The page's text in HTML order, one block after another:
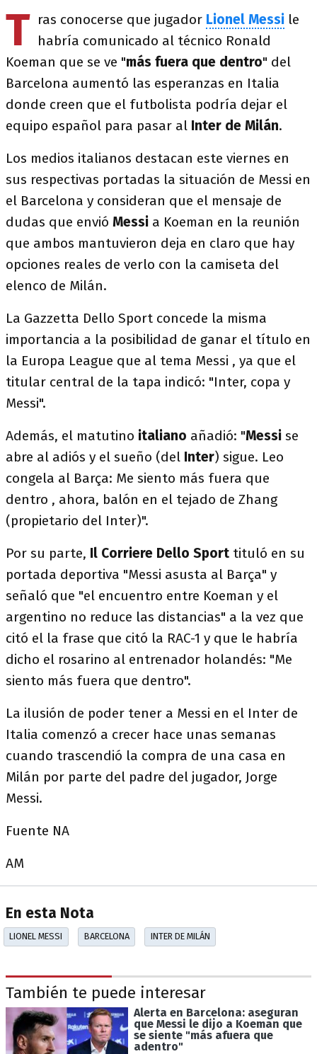
T ras conocerse que jugador Lionel Messi le
habría comunicado al técnico Ronald
Koeman que se ve "más fuera que dentro" del
Barcelona aumentó las esperanzas en Italia
donde creen que el futbolista podría dejar el
equipo español para pasar al Inter de Milán.
Los medios italianos destacan este viernes en
sus respectivas portadas la situación de Messi en
el Barcelona y consideran que el mensaje de
dudas que envió Messi a Koeman en la reunión
que ambos mantuvieron deja en claro que hay
opciones reales de verlo con la camiseta del
elenco de Milán.
La Gazzetta Dello Sport concede la misma
importancia a la posibilidad de ganar el título en
la Europa League que al tema Messi , ya que el
titular central de la tapa indicó: "Inter, copa y
Messi".
Además, el matutino italiano añadió: "Messi se
abre al adiós y el sueño (del Inter) sigue. Leo
congela al Barça: Me siento más fuera que
dentro , ahora, balón en el tejado de Zhang
(propietario del Inter)".
Por su parte, Il Corriere Dello Sport tituló en su
portada deportiva "Messi asusta al Barça" y
señaló que "el encuentro entre Koeman y el
argentino no reduce las distancias" a la vez que
citó el la frase que citó la RAC-1 y que le habría
dicho el rosarino al entrenador holandés: "Me
siento más fuera que dentro".
La ilusión de poder tener a Messi en el Inter de
Italia comenzó a crecer hace unas semanas
cuando trascendió la compra de una casa en
Milán por parte del padre del jugador, Jorge
Messi.
Fuente NA
AM
En esta Nota
LIONEL MESSI BARCELONA INTER DE MILÁN
También te puede interesar
Alerta en Barcelona: aseguran
que Messi le dijo a Koeman que
se siente "más afuera que
adentro"